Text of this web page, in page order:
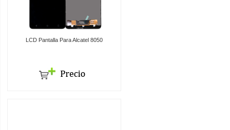
LCD Pantalla Para Alcatel 8050